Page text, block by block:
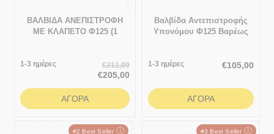
ΒΑΛΒΙΔΑ ΑΝΕΠΙΣΤΡΟΦΗ
ΜΕ ΚΛΑΠΕΤΟ Φ125 (1
1-3 ημέρες €211,00
€205,00
ΑΓΟΡΆ
Βαλβίδα Αντεπιστροφής
Υπονόμου Φ125 Βαρέως
1-3 ημέρες €105,00
ΑΓΟΡΆ
#2 Best Seller ⓘ #3 Best Seller ⓘ